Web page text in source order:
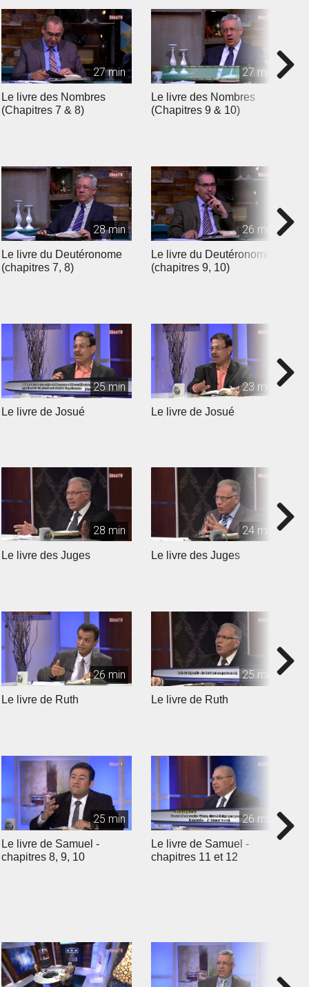
27 min
Le livre des Nombres
(Chapitres 7 & 8)
27 min
Le livre des Nombres
(Chapitres 9 & 10)
28 min
Le livre du Deutéronome
(chapitres 7, 8)
26 min
Le livre du Deutéronome
(chapitres 9, 10)
25 min
Le livre de Josué
23 min
Le livre de Josué
28 min
Le livre des Juges
24 min
Le livre des Juges
26 min
Le livre de Ruth
25 min
Le livre de Ruth
25 min
Le livre de Samuel -
chapitres 8, 9, 10
26 min
Le livre de Samuel -
chapitres 11 et 12